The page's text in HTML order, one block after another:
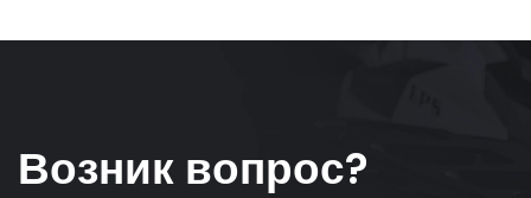
Возник вопрос?